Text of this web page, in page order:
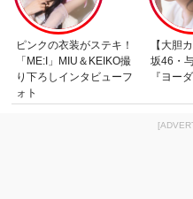
ピンクの衣装がステキ！
「ME:I」MIU＆KEIKO撮
り下ろしインタビューフ
ォト
【大胆
坂46・
『ヨー